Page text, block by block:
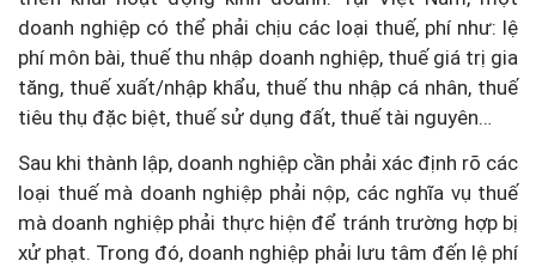
doanh nghiệp có thể phải chịu các loại thuế, phí như: lệ
phí môn bài, thuế thu nhập doanh nghiệp, thuế giá trị gia
tăng, thuế xuất/nhập khẩu, thuế thu nhập cá nhân, thuế
tiêu thụ đặc biệt, thuế sử dụng đất, thuế tài nguyên…
Sau khi thành lập, doanh nghiệp cần phải xác định rõ các
loại thuế mà doanh nghiệp phải nộp, các nghĩa vụ thuế
mà doanh nghiệp phải thực hiện để tránh trường hợp bị
xử phạt. Trong đó, doanh nghiệp phải lưu tâm đến lệ phí